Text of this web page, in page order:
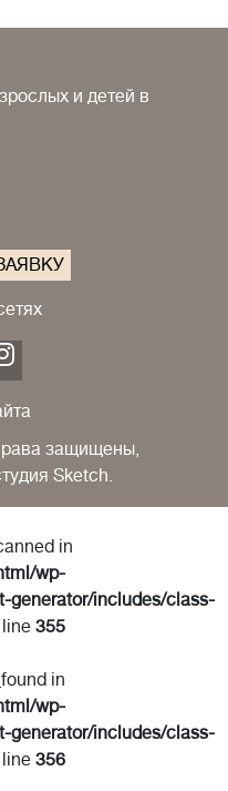
и детей в
защищены,
Sketch.
in
wp-
generator/includes/class-
355
in
wp-
generator/includes/class-
356